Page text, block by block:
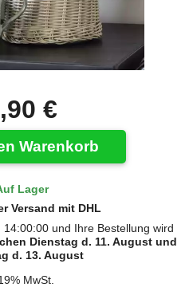
€
Warenkorb
Lager
Versand mit DHL
und Ihre Bestellung wird
Dienstag d. 11. August und
d. 13. August
MwSt.